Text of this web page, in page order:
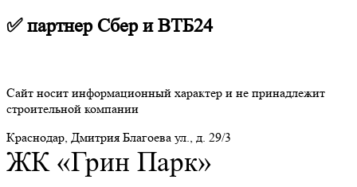
✅ партнер Сбер и ВТБ24
Сайт носит информационный характер и не принадлежит
строительной компании
Краснодар, Дмитрия Благоева ул., д. 29/3
ЖК «Грин Парк»